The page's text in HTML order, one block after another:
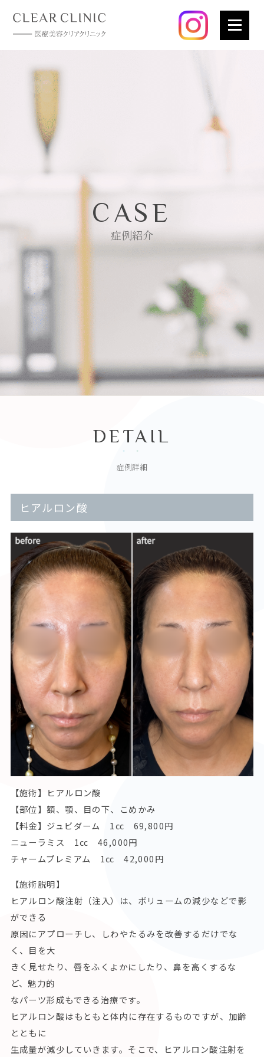
CASE
症例紹介
DETAIL
症例詳細
ヒアルロン酸
【施術】ヒアルロン酸
【部位】額、顎、目の下、こめかみ
【料金】ジュビダーム 1㏄ 69,800円
ニューラミス 1㏄ 46,000円
チャームプレミアム 1㏄ 42,000円
【施術説明】
ヒアルロン酸注射（注入）は、ボリュームの減少などで影
ができる
原因にアプローチし、しわやたるみを改善するだけでな
く、目を大
きく見せたり、唇をふくよかにしたり、鼻を高くするな
ど、魅力的
なパーツ形成もできる治療です。
ヒアルロン酸はもともと体内に存在するものですが、加齢
とともに
生成量が減少していきます。そこで、ヒアルロン酸注射を